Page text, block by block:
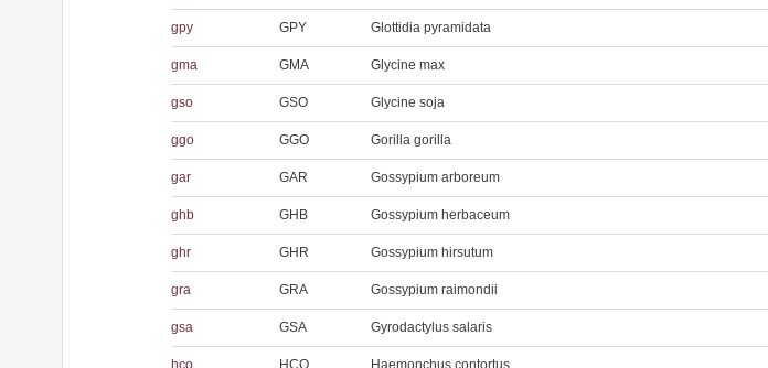
gpy GPY Glottidia pyramidata
gma GMA Glycine max
gso GSO Glycine soja
ggo GGO Gorilla gorilla
gar GAR Gossypium arboreum
ghb GHB Gossypium herbaceum
ghr GHR Gossypium hirsutum
gra GRA Gossypium raimondii
gsa GSA Gyrodactylus salaris